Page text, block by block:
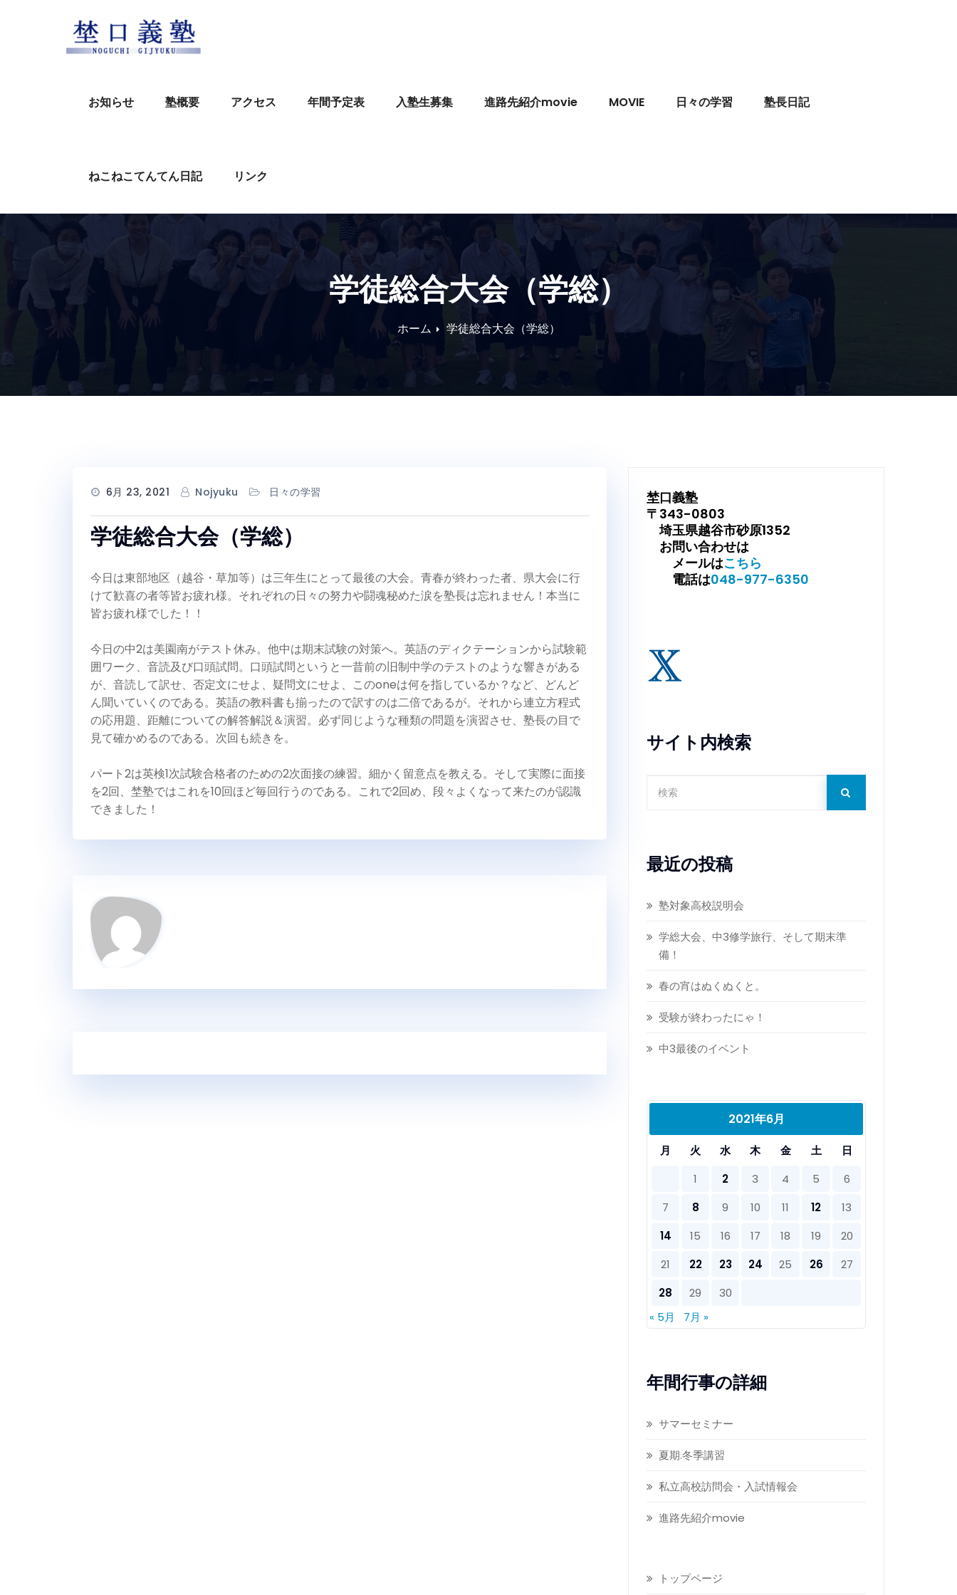
お知らせ 塾概要 アクセス 年間予定表 入塾生募集 進路先紹介movie MOVIE 日々の学習 塾長日記
ねこねこてんてん日記 リンク
学徒総合大会（学総）
ホーム 学徒総合大会（学総）
6月 23, 2021 Nojyuku 日々の学習
学徒総合大会（学総）
今日は東部地区（越谷・草加等）は三年生にとって最後の大会。青春が終わった者、県大会に行
けて歓喜の者等皆お疲れ様。それぞれの日々の努力や闘魂秘めた涙を塾長は忘れません！本当に
皆お疲れ様でした！！
今日の中2は美園南がテスト休み。他中は期末試験の対策へ。英語のディクテーションから試験範
囲ワーク、音読及び口頭試問。口頭試問というと一昔前の旧制中学のテストのような響きがある
が、音読して訳せ、否定文にせよ、疑問文にせよ、このoneは何を指しているか？など、どんど
ん聞いていくのである。英語の教科書も揃ったので訳すのは二倍であるが。それから連立方程式
の応用題、距離についての解答解説＆演習。必ず同じような種類の問題を演習させ、塾長の目で
見て確かめるのである。次回も続きを。
パート2は英検1次試験合格者のための2次面接の練習。細かく留意点を教える。そして実際に面接
を2回、埜塾ではこれを10回ほど毎回行うのである。これで2回め、段々よくなって来たのが認識
できました！
埜口義塾
〒343-0803
埼玉県越谷市砂原1352
お問い合わせは
メールはこちら
電話は048-977-6350
サイト内検索
最近の投稿
塾対象高校説明会
学総大会、中3修学旅行、そして期末準
備！
春の宵はぬくぬくと。
受験が終わったにゃ！
中3最後のイベント
2021年6月
月 火 水 木 金 土
日
1
2 3 4 5
6
7
8 9 10 11 12
13
14
15 16 17 18 19
20
21
22 23 24 25 26
27
28
29
30
« 5月
7月 »
年間行事の詳細
サマーセミナー
夏期.冬季講習
私立高校訪問会・入試情報会
進路先紹介movie
トップページ